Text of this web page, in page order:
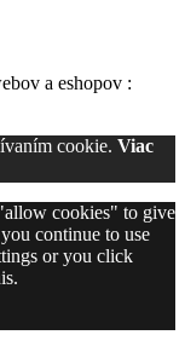
a eshopov :
cookie. Viac
cookies" to give
continue to use
or you click